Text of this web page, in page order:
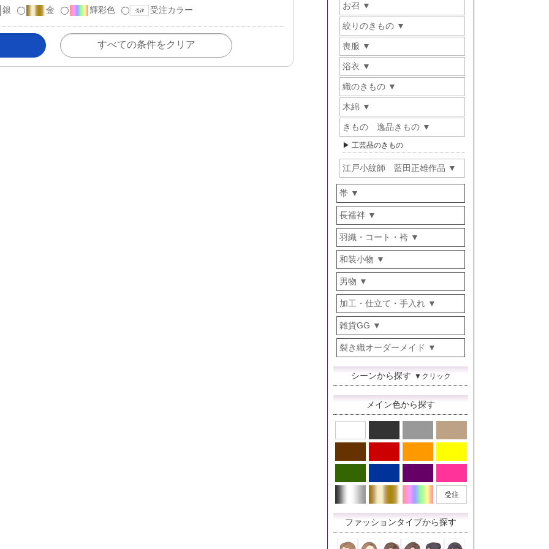
銀 金 輝彩色 受注カラー お召
絞りのきもの
喪服
浴衣
織のきもの
木綿
きもの 逸品きもの
工芸品のきもの
江戸小紋師 藍田正雄作品
帯
長襦袢
羽織・コート・袴
和装小物
男物
加工・仕立て・手入れ
雑貨GG
裂き織オーダーメイド
シーンから探す ▼クリック
メイン色から探す
ファッションタイプから探す